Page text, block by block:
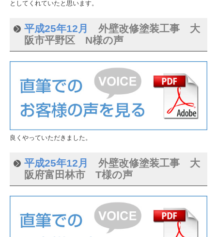
としてくれていたと思います。
平成25年12月 外壁改修塗装工事 大
阪市平野区 N様の声
良くやっていただきました。
平成25年12月 外壁改修塗装工事 大
阪府富田林市 T様の声